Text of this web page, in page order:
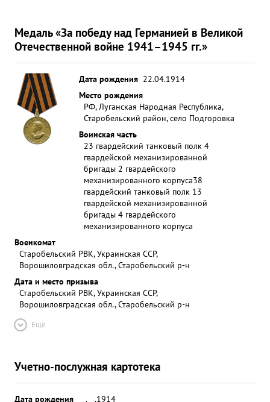
Медаль «За победу над Германией в Великой
Отечественной войне 1941–1945 гг.»
Дата рождения 22.04.1914
Место рождения
РФ, Луганская Народная Республика,
Старобельский район, село Подгоровка
Воинская часть
23 гвардейский танковый полк 4
гвардейской механизированной
бригады 2 гвардейского
механизированного корпуса38
гвардейский танковый полк 13
гвардейской механизированной
бригады 4 гвардейского
механизированного корпуса
Военкомат
Старобельский РВК, Украинская ССР,
Ворошиловградская обл., Старобельский р-н
Дата и место призыва
Старобельский РВК, Украинская ССР,
Ворошиловградская обл., Старобельский р-н
Ещё
Учетно-послужная картотека
Дата рождения
__.__.1914